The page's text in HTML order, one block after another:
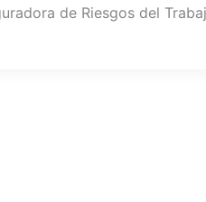
de Riesgos del